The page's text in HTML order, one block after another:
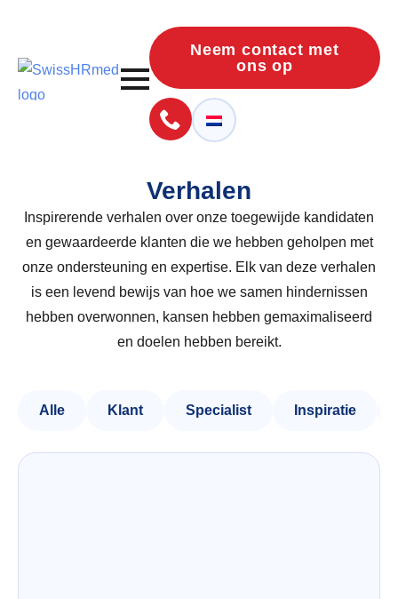
Neem contact met
ons op
Verhalen
Inspirerende verhalen over onze toegewijde kandidaten
en gewaardeerde klanten die we hebben geholpen met
onze ondersteuning en expertise. Elk van deze verhalen
is een levend bewijs van hoe we samen hindernissen
hebben overwonnen, kansen hebben gemaximaliseerd
en doelen hebben bereikt.
Alle Klant Specialist Inspiratie